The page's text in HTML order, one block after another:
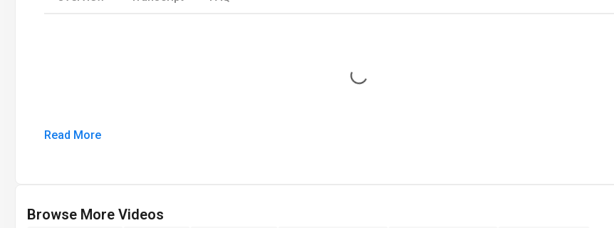
Loading...
Read More
Browse More Videos